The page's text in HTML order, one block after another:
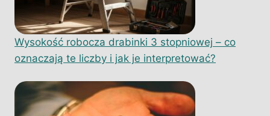
Wysokość robocza drabinki 3 stopniowej – co
oznaczają te liczby i jak je interpretować?